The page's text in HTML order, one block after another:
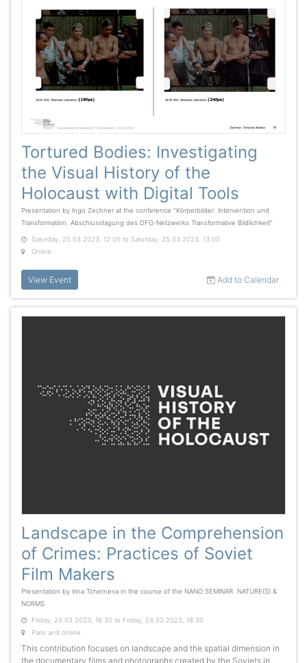
Tortured Bodies: Investigating
the Visual History of the
Holocaust with Digital Tools
Presentation by Ingo Zechner at the conference "Körperbilder: Intervention und
Transformation. Abschlusstagung des DFG-Netzwerks Transformative Bildlichkeit"
Saturday, 25.03.2023, 12:00 to Saturday, 25.03.2023, 13:00
Online
View Event Add to Calendar
Landscape in the Comprehension
of Crimes: Practices of Soviet
Film Makers
Presentation by Irina Tcherneva in the course of the NANO SEMINAR: NATURE(S) &
NORMS
Friday, 24.03.2023, 16:30 to Friday, 24.03.2023, 18:30
Paris and online
This contribution focuses on landscape and the spatial dimension in
the documentary films and photographs created by the Soviets in